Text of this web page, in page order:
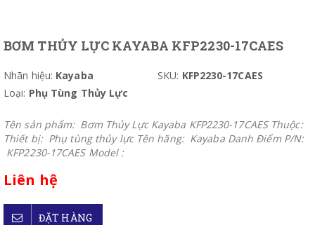
BƠM THỦY LỰC KAYABA KFP2230-17CAES
Nhãn hiệu: Kayaba SKU: KFP2230-17CAES
Loại: Phụ Tùng Thủy Lực
Tên sản phẩm: Bơm Thủy Lực Kayaba KFP2230-17CAES Thuộc:
Thiết bị: Phụ tùng thủy lực Tên hãng: Kayaba Danh Điểm P/N:
KFP2230-17CAES Model :
Liên hệ
ĐẶT HÀNG